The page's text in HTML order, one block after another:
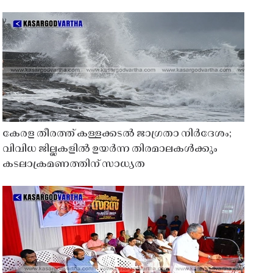
കേരള തീരത്ത് കള്ളക്കടൽ ജാഗ്രതാ നിർദേശം;
വിവിധ ജില്ലകളിൽ ഉയർന്ന തിരമാലകൾക്കും
കടലാക്രമണത്തിന് സാധ്യത